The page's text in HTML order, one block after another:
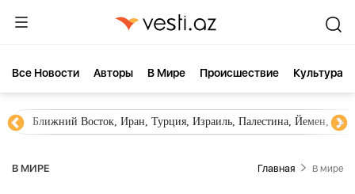
Все Новости Aвторы В Мире Происшествие Культура
Ближний Восток, Иран, Турция, Израиль, Палестина, Йемен,
В МИРЕ Главная В мире